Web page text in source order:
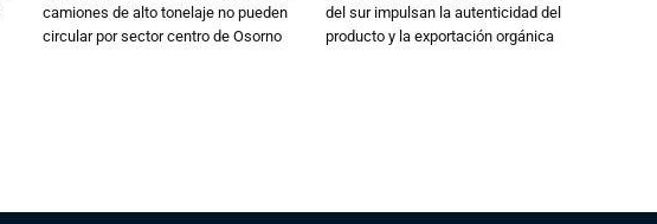
camiones de alto tonelaje no pueden
circular por sector centro de Osorno
del sur impulsan la autenticidad del
producto y la exportación orgánica